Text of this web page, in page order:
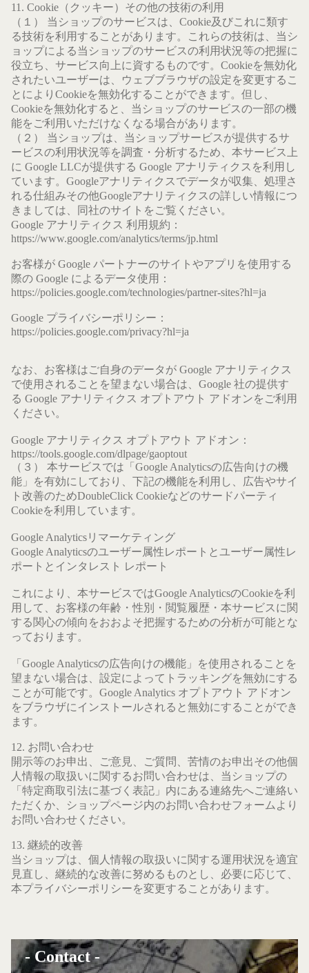
11. Cookie（クッキー）その他の技術の利用
（１） 当ショップのサービスは、Cookie及びこれに類す
る技術を利用することがあります。これらの技術は、当シ
ョップによる当ショップのサービスの利用状況等の把握に
役立ち、サービス向上に資するものです。Cookieを無効化
されたいユーザーは、ウェブブラウザの設定を変更するこ
とによりCookieを無効化することができます。但し、
Cookieを無効化すると、当ショップのサービスの一部の機
能をご利用いただけなくなる場合があります。
（２） 当ショップは、当ショップサービスが提供するサ
ービスの利用状況等を調査・分析するため、本サービス上
に Google LLCが提供する Google アナリティクスを利用し
ています。Googleアナリティクスでデータが収集、処理さ
れる仕組みその他Googleアナリティクスの詳しい情報につ
きましては、同社のサイトをご覧ください。
Google アナリティクス 利用規約：
https://www.google.com/analytics/terms/jp.html
お客様が Google パートナーのサイトやアプリを使用する
際の Google によるデータ使用：
https://policies.google.com/technologies/partner-sites?hl=ja
Google プライバシーポリシー：
https://policies.google.com/privacy?hl=ja
なお、お客様はご自身のデータが Google アナリティクス
で使用されることを望まない場合は、Google 社の提供す
る Google アナリティクス オプトアウト アドオンをご利用
ください。
Google アナリティクス オプトアウト アドオン：
https://tools.google.com/dlpage/gaoptout
（３） 本サービスでは「Google Analyticsの広告向けの機
能」を有効にしており、下記の機能を利用し、広告やサイ
ト改善のためDoubleClick Cookieなどのサードパーティ
Cookieを利用しています。
Google Analyticsリマーケティング
Google Analyticsのユーザー属性レポートとユーザー属性レ
ポートとインタレスト レポート
これにより、本サービスではGoogle AnalyticsのCookieを利
用して、お客様の年齢・性別・閲覧履歴・本サービスに関
する関心の傾向をおおよそ把握するための分析が可能とな
っております。
「Google Analyticsの広告向けの機能」を使用されることを
望まない場合は、設定によってトラッキングを無効にする
ことが可能です。Google Analytics オプトアウト アドオン
をブラウザにインストールされると無効にすることができ
ます。
12. お問い合わせ
開示等のお申出、ご意見、ご質問、苦情のお申出その他個
人情報の取扱いに関するお問い合わせは、当ショップの
「特定商取引法に基づく表記」内にある連絡先へご連絡い
ただくか、ショップページ内のお問い合わせフォームより
お問い合わせください。
13. 継続的改善
当ショップは、個人情報の取扱いに関する運用状況を適宜
見直し、継続的な改善に努めるものとし、必要に応じて、
本プライバシーポリシーを変更することがあります。
- Contact -